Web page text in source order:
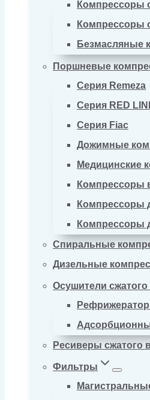
Компрессоры
Компрессоры
Безмасляные
Поршневые
Серия Remeza
Серия RED
Серия Fiac
Дожимные
Медицинские
Компрессоры
Компрессоры
Компрессоры
Спиральные
Дизельные
Осушители сжатого
Ресиверы сжатого
Фильтры